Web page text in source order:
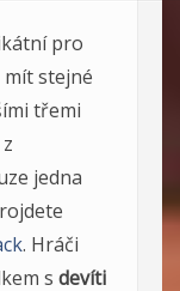
pro
stejné
třemi
jedna
. Hráči
s devíti